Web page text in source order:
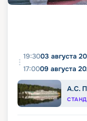
19:3003 августа
17:0009 августа
А.С.